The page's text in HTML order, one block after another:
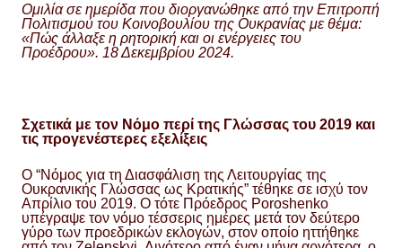
Ομιλία σε ημερίδα που διοργανώθηκε από την Επιτροπή
Πολιτισμού του Κοινοβουλίου της Ουκρανίας με θέμα:
«Πώς άλλαξε η ρητορική και οι ενέργειες του
Προέδρου». 18 Δεκεμβρίου 2024.
Σχετικά με τον Νόμο περί της Γλώσσας του 2019 και
τις προγενέστερες εξελίξεις
Ο “Νόμος για τη Διασφάλιση της Λειτουργίας της
Ουκρανικής Γλώσσας ως Κρατικής” τέθηκε σε ισχύ τον
Απρίλιο του 2019. Ο τότε Πρόεδρος Poroshenko
υπέγραψε τον νόμο τέσσερις ημέρες μετά τον δεύτερο
γύρο των προεδρικών εκλογών, στον οποίο ηττήθηκε